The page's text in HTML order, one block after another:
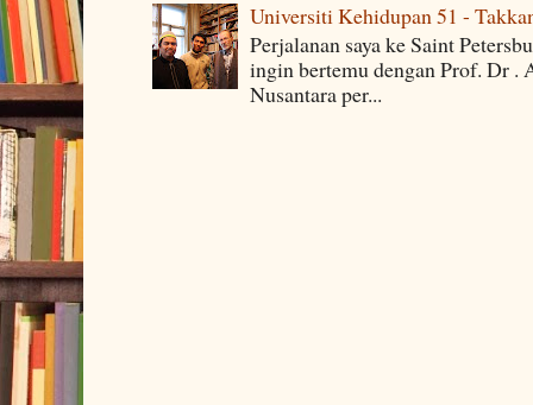
Universiti Kehidupan 51 -
Perjalanan saya ke Saint
ingin bertemu dengan Prof. Dr
Nusantara per...